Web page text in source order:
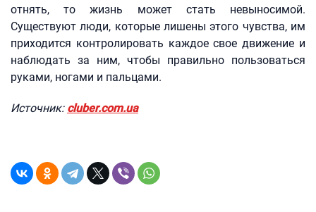
отнять, то жизнь может стать невыносимой.
Существуют люди, которые лишены этого чувства, им
приходится контролировать каждое свое движение и
наблюдать за ним, чтобы правильно пользоваться
руками, ногами и пальцами.
Источник: cluber.com.ua